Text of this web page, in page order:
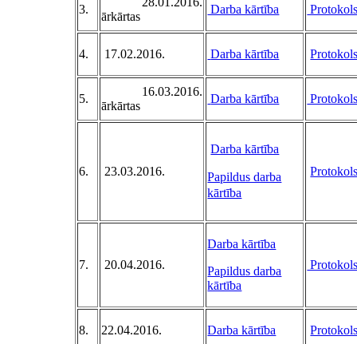
3.
ārkārtas
Darba kārtība
4. 17.02.2016. Darba kārtība
5.
16.03.2016.
ārkārtas
Darba kārtība
6. 23.03.2016.
Darba kārtība
Papildus darba
kārtība
7. 20.04.2016.
Darba kārtība
Papildus darba
kārtība
8. 22.04.2016. Darba kārtība